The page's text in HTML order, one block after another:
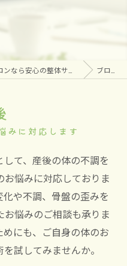
ブログ
みに対応します
て、産後の体の不調を
悩みに対応しておりま
や不調、骨盤の歪みを
悩みのご相談も承りま
にも、ご自身の体のお
試してみませんか。